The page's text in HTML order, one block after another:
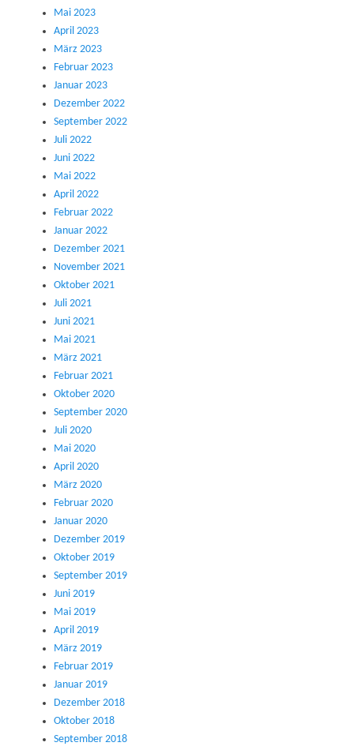
Mai 2023
April 2023
März 2023
Februar 2023
Januar 2023
Dezember 2022
September 2022
Juli 2022
Juni 2022
Mai 2022
April 2022
Februar 2022
Januar 2022
Dezember 2021
November 2021
Oktober 2021
Juli 2021
Juni 2021
Mai 2021
März 2021
Februar 2021
Oktober 2020
September 2020
Juli 2020
Mai 2020
April 2020
März 2020
Februar 2020
Januar 2020
Dezember 2019
Oktober 2019
September 2019
Juni 2019
Mai 2019
April 2019
März 2019
Februar 2019
Januar 2019
Dezember 2018
Oktober 2018
September 2018